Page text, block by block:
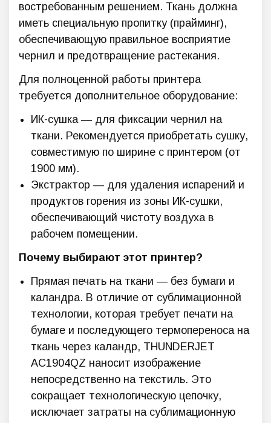
востребованным решением. Ткань должна
иметь специальную пропитку (прайминг),
обеспечивающую правильное восприятие
чернил и предотвращение растекания.
Для полноценной работы принтера
требуется дополнительное оборудование:
ИК-сушка — для фиксации чернил на
ткани. Рекомендуется приобретать сушку,
совместимую по ширине с принтером (от
1900 мм).
Экстрактор — для удаления испарений и
продуктов горения из зоны ИК-сушки,
обеспечивающий чистоту воздуха в
рабочем помещении.
Почему выбирают этот принтер?
Прямая печать на ткани — без бумаги и
каландра. В отличие от сублимационной
технологии, которая требует печати на
бумаге и последующего термопереноса на
ткань через каландр, THUNDERJET
AC1904QZ наносит изображение
непосредственно на текстиль. Это
сокращает технологическую цепочку,
исключает затраты на сублимационную